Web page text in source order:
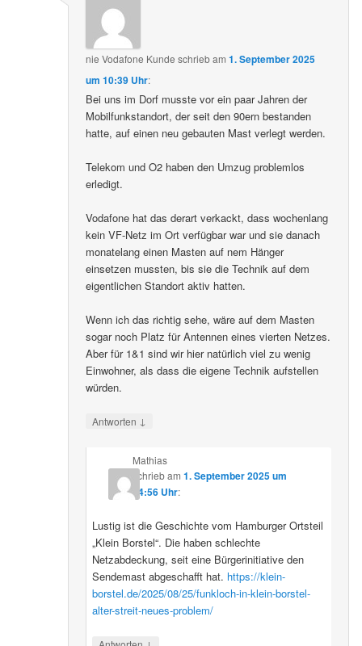
nie Vodafone Kunde schriebam1. September 2025
um 10:39 Uhr:
Bei uns im Dorf musste vor ein paar Jahren der
Mobilfunkstandort, der seit den 90ern bestanden
hatte, auf einen neu gebauten Mast verlegt werden.
Telekom und O2 haben den Umzug problemlos
erledigt.
Vodafone hat das derart verkackt, dass wochenlang
kein VF-Netz im Ort verfügbar war und sie danach
monatelang einen Masten auf nem Hänger
einsetzen mussten, bis sie die Technik auf dem
eigentlichen Standort aktiv hatten.
Wenn ich das richtig sehe, wäre auf dem Masten
sogar noch Platz für Antennen eines vierten Netzes.
Aber für 1&1 sind wir hier natürlich viel zu wenig
Einwohner, als dass die eigene Technik aufstellen
würden.
Antworten ↓
Mathias
schriebam 1. September 2025 um
14:56 Uhr:
Lustig ist die Geschichte vom Hamburger Ortsteil
„Klein Borstel“. Die haben schlechte
Netzabdeckung, seit eine Bürgerinitiative den
Sendemast abgeschafft hat. https://klein-
borstel.de/2025/08/25/funkloch-in-klein-borstel-
alter-streit-neues-problem/